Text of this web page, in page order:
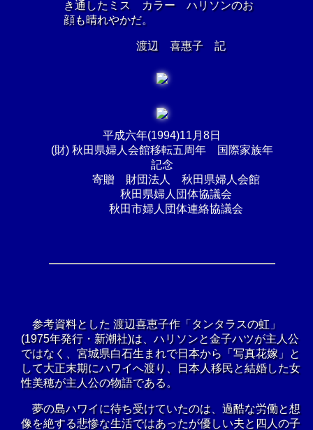
き通したミス カラー ハリソンのお
顔も晴れやかだ。
渡辺 喜惠子 記
平成六年(1994)11月8日
(財) 秋田県婦人会館移転五周年 国際家族年
記念
寄贈 財団法人 秋田県婦人会館
秋田県婦人団体協議会
秋田市婦人団体連絡協議会
参考資料とした 渡辺喜恵子作「タンタラスの虹」
(1975年発行・新潮社)は、ハリソンと金子ハツが主人公
ではなく、宮城県白石生まれで日本から「写真花嫁」と
して大正末期にハワイへ渡り、日本人移民と結婚した女
性美穂が主人公の物語である。
夢の島ハワイに待ち受けていたのは、過酷な労働と想
像を絶する悲惨な生活ではあったが優しい夫と四人の子